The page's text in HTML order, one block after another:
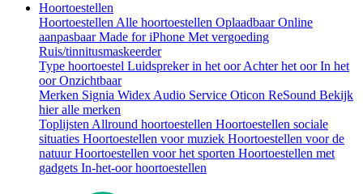
Hoortoestellen
HoortoestellenAlle hoortoestellen OplaadbaarOnline
aanpasbaarMade for iPhone Met vergoeding
Ruis/tinnitusmaskeerder
Type hoortoestel Luidspreker in het oorAchter het oorIn het
oorOnzichtbaar
Merken Signia WidexAudio Service Oticon ReSound Bekijk
hier alle merken
ToplijstenAllround hoortoestellen Hoortoestellen sociale
situaties Hoortoestellen voor muziek Hoortoestellen voor de
natuurHoortoestellen voor het sporten Hoortoestellen met
gadgets In-het-oor hoortoestellen